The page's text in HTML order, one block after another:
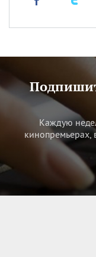
Каждую
кинопремьерах,